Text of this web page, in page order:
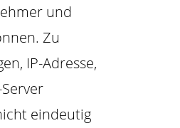
und
Zu
IP-Adresse,
eindeutig